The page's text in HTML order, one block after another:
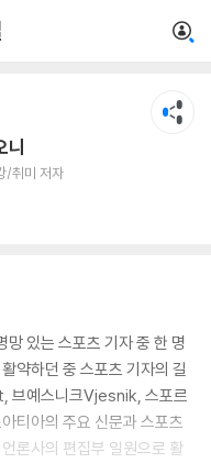
니
/취미 저자
있는 스포츠 기자 중 한 명
약하던 중 스포츠 기자의 길
브예스니크Vjesnik, 스포르
아의 주요 신문과 스포츠
론사의 편집부 일원으로 활